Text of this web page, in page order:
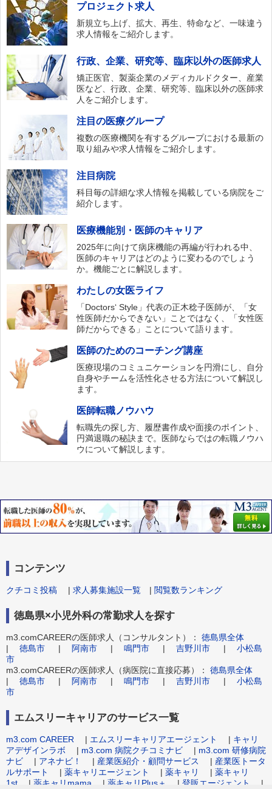
プロジェクト求人
新規立ち上げ、拡大、再生、特命など、一味違う
求人情報をご紹介します。
行政、企業、研究等、臨床以外の医師求人
矯正医官、製薬企業のメディカルドクター、産業
医など、行政、企業、研究等、臨床以外の医師求
人をご紹介します。
注目の医療グループ
複数の医療機関を有するグループにおける最新の
取り組みや求人情報をご紹介します。
注目病院
科目毎の詳細な求人情報を掲載している病院をご
紹介します。
医療機能別・医師のキャリア
2025年に向けて病床機能の再編が行われる中、
医師のキャリアはどのように変わるのでしょう
か。機能ごとに解説します。
わたしの女医ライフ
「Doctors‘ Style」代表の正木稔子医師が、「女
性医師だからできない」ことではなく、「女性医
師だからできる」ことについて語ります。
医師のためのコーチング講座
医療現場のコミュニケーションを円滑にし、自分
自身やチームを活性化させる方法について解説し
ます。
医師転職ノウハウ
転職先の探し方、履歴書作成や面接のポイント、
円満退職の秘訣まで。医師ならではの転職ノウハ
ウについて解説します。
コンテンツ
クチコミ投稿 | 求人募集施設一覧 | 閲覧数ランキング
徳島県×小児外科の常勤求人を探す
m3.comCAREERの医師求人（コンサルタント）： 徳島県全体
| 徳島市 | 阿南市 | 鳴門市 | 吉野川市 | 小松島
市
m3.comCAREERの医師求人（病医院に直接応募）： 徳島県全体
| 徳島市 | 阿南市 | 鳴門市 | 吉野川市 | 小松島
市
エムスリーキャリアのサービス一覧
m3.com CAREER | エムスリーキャリアエージェント | キャリ
アデザインラボ | m3.com 病院クチコミナビ | m3.com 研修病院
ナビ | アネナビ！ | 産業医紹介・顧問サービス | 産業医トータ
ルサポート
| 薬キャリエージェント | 薬キャリ | 薬キャリ
1st | 薬キャリmama | 薬キャリPlus＋ | 登販エージェント
|